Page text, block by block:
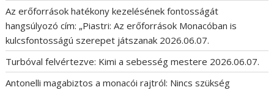
Az erőforrások hatékony kezelésének fontosságát
hangsúlyozó cím: „Piastri: Az erőforrások Monacóban is
kulcsfontosságú szerepet játszanak 2026.06.07.
Turbóval felvértezve: Kimi a sebesség mestere 2026.06.07.
Antonelli magabiztos a monacói rajtról: Nincs szükség